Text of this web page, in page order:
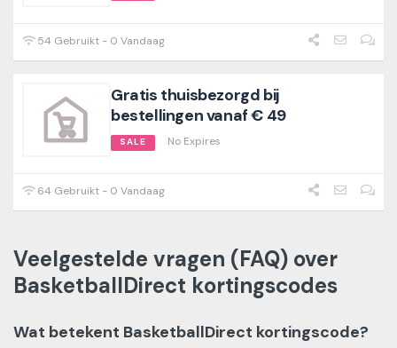
54 Gebruikt - 0 Vandaag
Gratis thuisbezorgd bij
bestellingen vanaf € 49
SALE No Expires
64 Gebruikt - 0 Vandaag
Veelgestelde vragen (FAQ) over
BasketballDirect kortingscodes
Wat betekent BasketballDirect kortingscode?